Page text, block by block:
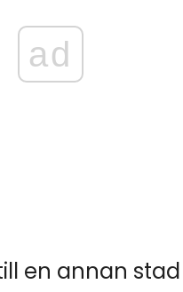
ad
en annan